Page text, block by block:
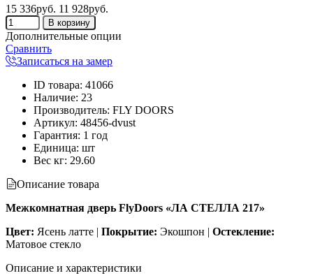
15 336руб. 11 928руб.
Дополнительные опции
Сравнить
Записаться на замер
ID товара: 41066
Наличие: 23
Производитель: FLY DOORS
Артикул: 48456-dvust
Гарантия: 1 год
Единица: шт
Вес кг: 29.60
Описание товара
Межкомнатная дверь FlyDoors «ЛА СТЕЛЛА 217»
Цвет: Ясень латте | Покрытие: Экошпон | Остекление:
Матовое стекло
Описание и характеристики